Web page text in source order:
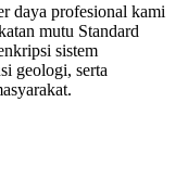
daya profesional kami
mutu Standard
sistem
geologi, serta